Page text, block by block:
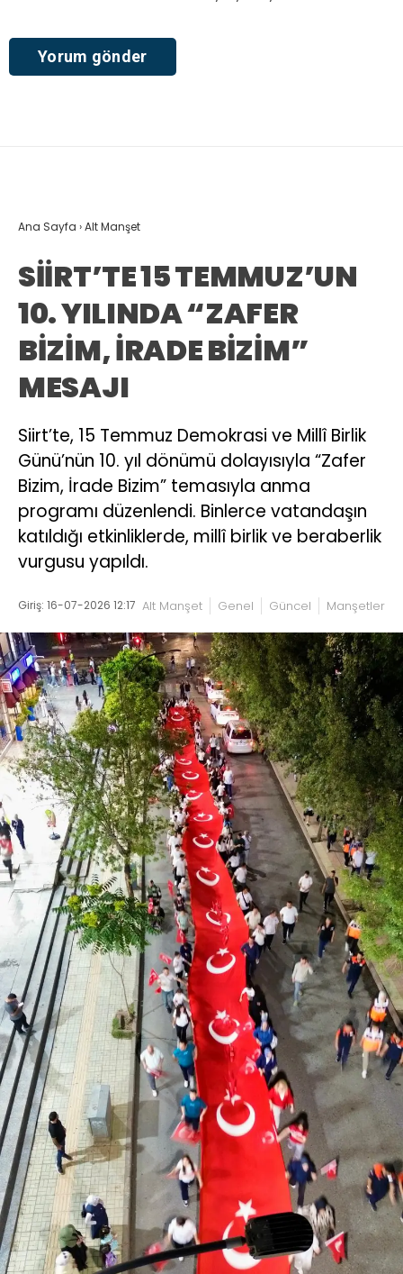
Ana Sayfa ›Alt Manşet
SİİRT’TE 15 TEMMUZ’UN
10. YILINDA “ZAFER
BİZİM, İRADE BİZİM”
MESAJI
Siirt’te, 15 Temmuz Demokrasi ve Millî Birlik
Günü’nün 10. yıl dönümü dolayısıyla “Zafer
Bizim, İrade Bizim” temasıyla anma
programı düzenlendi. Binlerce vatandaşın
katıldığı etkinliklerde, millî birlik ve beraberlik
vurgusu yapıldı.
Giriş: 16-07-2026 12:17 Alt Manşet Genel Güncel Manşetler